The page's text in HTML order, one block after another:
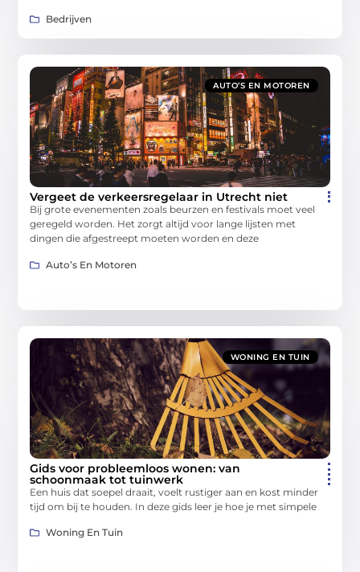
Bedrijven
AUTO’S EN MOTOREN
Vergeet de verkeersregelaar in Utrecht niet
Bij grote evenementen zoals beurzen en festivals moet veel
geregeld worden. Het zorgt altijd voor lange lijsten met
dingen die afgestreept moeten worden en deze
Auto’s En Motoren
WONING EN TUIN
Gids voor probleemloos wonen: van
schoonmaak tot tuinwerk
Een huis dat soepel draait, voelt rustiger aan en kost minder
tijd om bij te houden. In deze gids leer je hoe je met simpele
Woning En Tuin